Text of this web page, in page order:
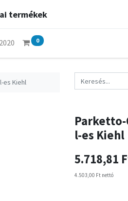
termékek
0
es Kiehl
l-es Kiehl
5.718,81
4.503,00 Ft nettó